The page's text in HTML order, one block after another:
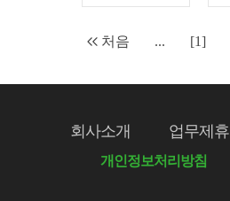
처음 ... [1]
회사소개 업무제휴
개인정보처리방침